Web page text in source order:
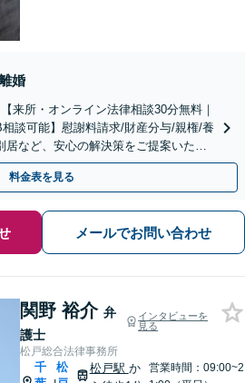
婚
来所・オンライン法律相談30分無料｜
談可能】慰謝料請求/財産分与/親権/養
など、安心の解決策をご提案いたし
料金表を見る
メールでお問い合わせ
関野 裕介 弁
護士
インタビューを
見る
松戸総合法律事務所
千
松
松戸駅 か
営業時間：09:00~2